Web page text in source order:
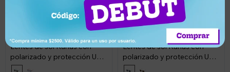
5
UYU 1.575
Lentes de sol Runas con
polarizado y protección UV -
C1
UYU 1.663
UYU1.750 5
1.575
Lentes de sol Runas con
polarizado y protección UV -
C1